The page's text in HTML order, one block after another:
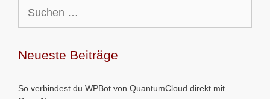
nach:
Neueste Beiträge
So verbindest du WPBot von QuantumCloud direkt mit